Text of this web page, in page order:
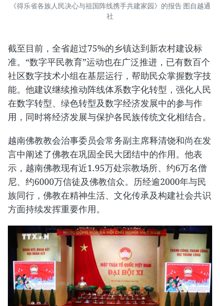
《得乐省各族人民决心与祖国阵线携手共建家园》的报告 图自越通
社
截至目前，全省超过75%的乡镇达到新农村建设标
准。“数字平民教育”运动也在广泛推进，已有数百个
社区数字技术小组在基层运行，帮助民众掌握数字技
能。他建议继续推动阵线体系数字化转型，强化人民
在数字转型、绿色转型及数字经济发展中的参与作
用，同时将经济发展与保护各民族传统文化相结合。
越南佛教教会治事委员会常务副主席释清饶和尚在发
言中阐述了佛教在巩固全民大团结中的作用。他表
示，越南佛教现有近1.95万处宗教场所、约6万名僧
尼、约6000万信徒及佛教信众。历经逾2000年与民
族同行，佛教在精神生活、文化传承及构建社会共识
方面持续发挥重要作用。